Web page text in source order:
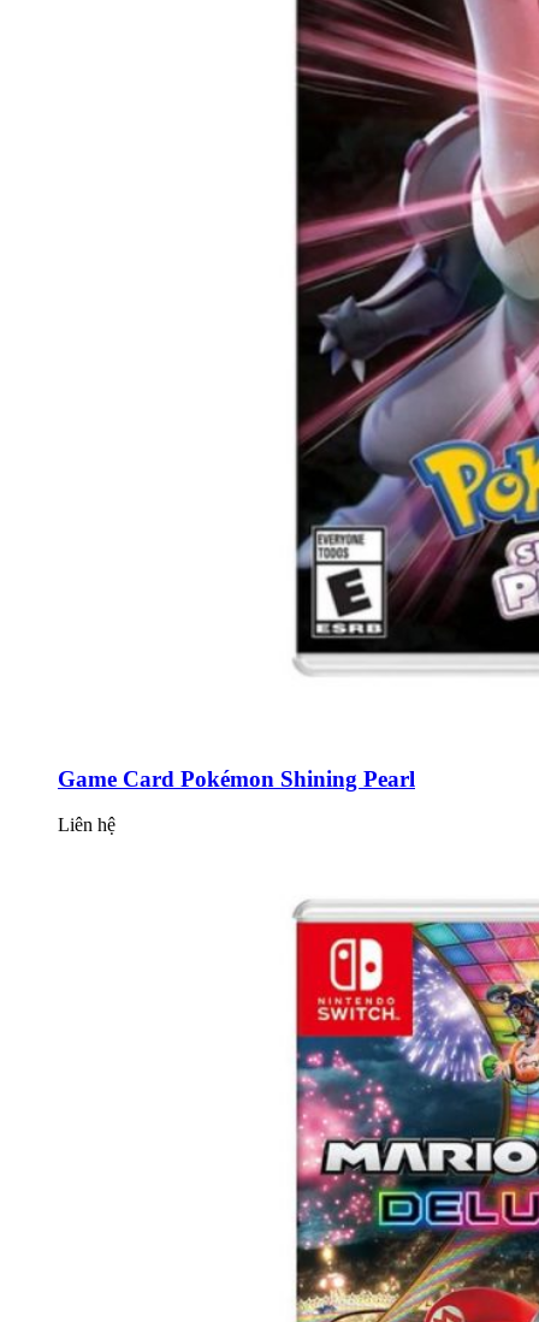
Game Card Pokémon Shining Pearl
Liên hệ